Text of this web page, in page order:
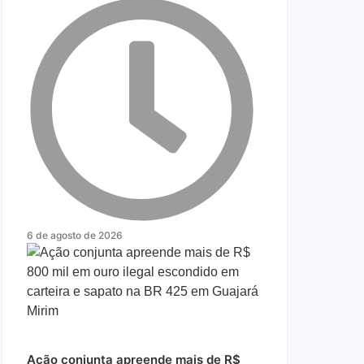
6 de agosto de 2026
Ação conjunta apreende mais de R$